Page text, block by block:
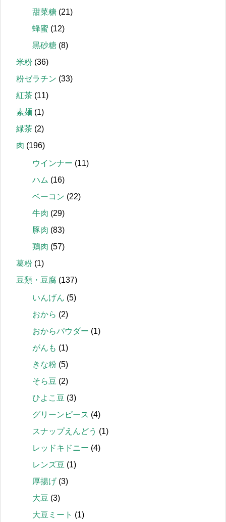
甜菜糖 (21)
蜂蜜 (12)
黒砂糖 (8)
米粉 (36)
粉ゼラチン (33)
紅茶 (11)
素麺 (1)
緑茶 (2)
肉 (196)
ウインナー (11)
ハム (16)
ベーコン (22)
牛肉 (29)
豚肉 (83)
鶏肉 (57)
葛粉 (1)
豆類・豆腐 (137)
いんげん (5)
おから (2)
おからパウダー (1)
がんも (1)
きな粉 (5)
そら豆 (2)
ひよこ豆 (3)
グリーンピース (4)
スナップえんどう (1)
レッドキドニー (4)
レンズ豆 (1)
厚揚げ (3)
大豆 (3)
大豆ミート (1)